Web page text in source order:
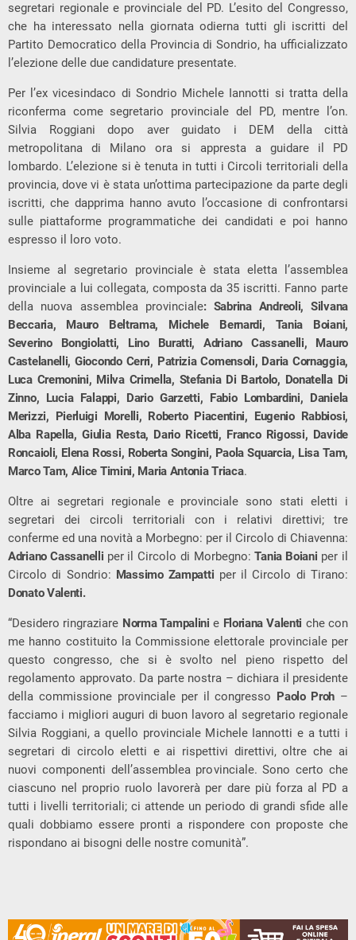
segretari regionale e provinciale del PD. L’esito del Congresso,
che ha interessato nella giornata odierna tutti gli iscritti del
Partito Democratico della Provincia di Sondrio, ha ufficializzato
l’elezione delle due candidature presentate.
Per l’ex vicesindaco di Sondrio Michele Iannotti si tratta della
riconferma come segretario provinciale del PD, mentre l’on.
Silvia Roggiani dopo aver guidato i DEM della città
metropolitana di Milano ora si appresta a guidare il PD
lombardo. L’elezione si è tenuta in tutti i Circoli territoriali della
provincia, dove vi è stata un’ottima partecipazione da parte degli
iscritti, che dapprima hanno avuto l’occasione di confrontarsi
sulle piattaforme programmatiche dei candidati e poi hanno
espresso il loro voto.
Insieme al segretario provinciale è stata eletta l’assemblea
provinciale a lui collegata, composta da 35 iscritti. Fanno parte
della nuova assemblea provinciale: Sabrina Andreoli, Silvana
Beccaria, Mauro Beltrama, Michele Bernardi, Tania Boiani,
Severino Bongiolatti, Lino Buratti, Adriano Cassanelli, Mauro
Castelanelli, Giocondo Cerri, Patrizia Comensoli, Daria Cornaggia,
Luca Cremonini, Milva Crimella, Stefania Di Bartolo, Donatella Di
Zinno, Lucia Falappi, Dario Garzetti, Fabio Lombardini, Daniela
Merizzi, Pierluigi Morelli, Roberto Piacentini, Eugenio Rabbiosi,
Alba Rapella, Giulia Resta, Dario Ricetti, Franco Rigossi, Davide
Roncaioli, Elena Rossi, Roberta Songini, Paola Squarcia, Lisa Tam,
Marco Tam, Alice Timini, Maria Antonia Triaca.
Oltre ai segretari regionale e provinciale sono stati eletti i
segretari dei circoli territoriali con i relativi direttivi; tre
conferme ed una novità a Morbegno: per il Circolo di Chiavenna:
Adriano Cassanelli per il Circolo di Morbegno:Tania Boiani per il
Circolo di Sondrio: Massimo Zampatti per il Circolo di Tirano:
Donato Valenti.
“Desidero ringraziare Norma Tampalini e Floriana Valenti che con
me hanno costituito la Commissione elettorale provinciale per
questo congresso, che si è svolto nel pieno rispetto del
regolamento approvato. Da parte nostra – dichiara il presidente
della commissione provinciale per il congresso
Paolo Proh –
facciamo i migliori auguri di buon lavoro al segretario regionale
Silvia Roggiani, a quello provinciale Michele Iannotti e a tutti i
segretari di circolo eletti e ai rispettivi direttivi, oltre che ai
nuovi componenti dell’assemblea provinciale. Sono certo che
ciascuno nel proprio ruolo lavorerà per dare più forza al PD a
tutti i livelli territoriali; ci attende un periodo di grandi sfide alle
quali dobbiamo essere pronti a rispondere con proposte che
rispondano ai bisogni delle nostre comunità”.